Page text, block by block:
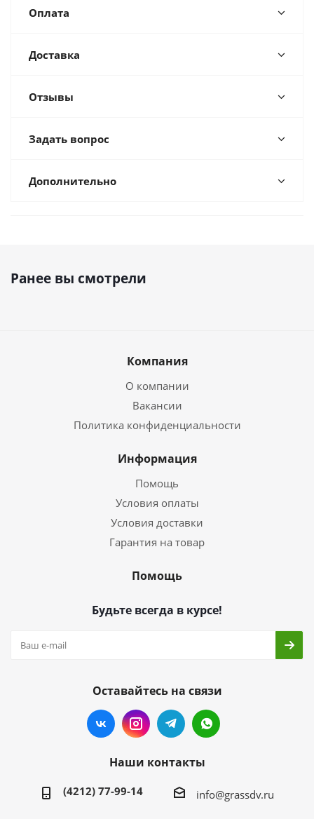
Оплата
Доставка
Отзывы
Задать вопрос
Дополнительно
Ранее вы смотрели
Компания
О компании
Вакансии
Политика конфиденциальности
Информация
Помощь
Условия оплаты
Условия доставки
Гарантия на товар
Помощь
Будьте всегда в курсе!
Оставайтесь на связи
Наши контакты
(4212) 77-99-14 info@grassdv.ru